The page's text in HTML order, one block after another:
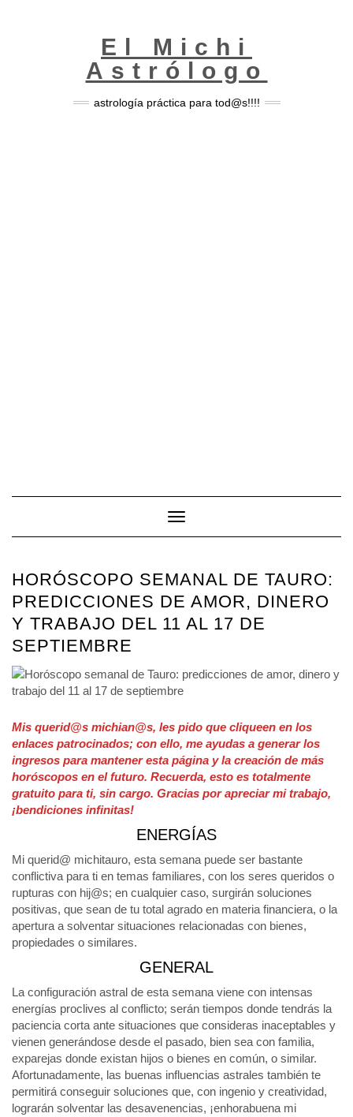
El Michi
Astrólogo
astrología práctica para tod@s!!!!
Toggle Navigation
HORÓSCOPO SEMANAL DE TAURO:
PREDICCIONES DE AMOR, DINERO
Y TRABAJO DEL 11 AL 17 DE
SEPTIEMBRE
Mis querid@s michian@s, les pido que cliqueen en los
enlaces patrocinados; con ello, me ayudas a generar los
ingresos para mantener esta página y la creación de más
horóscopos en el futuro. Recuerda, esto es totalmente
gratuito para ti, sin cargo. Gracias por apreciar mi trabajo,
¡bendiciones infinitas!
ENERGÍAS
Mi querid@ michitauro, esta semana puede ser bastante
conflictiva para ti en temas familiares, con los seres queridos o
rupturas con hij@s; en cualquier caso, surgirán soluciones
positivas, que sean de tu total agrado en materia financiera, o la
apertura a solventar situaciones relacionadas con bienes,
propiedades o similares.
GENERAL
La configuración astral de esta semana viene con intensas
energías proclives al conflicto; serán tiempos donde tendrás la
paciencia corta ante situaciones que consideras inaceptables y
vienen generándose desde el pasado, bien sea con familia,
exparejas donde existan hijos o bienes en común, o similar.
Afortunadamente, las buenas influencias astrales también te
permitirá conseguir soluciones que, con ingenio y creatividad,
lograrán solventar las desavenencias, ¡enhorabuena mi